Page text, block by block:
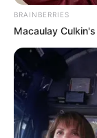
BRAINBERRIES
Macaulay Culkin's